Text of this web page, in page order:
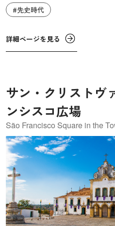
発展に役立ちました。農業や
の金属鉱業や加工業が栄え、
成されていく発展過程も知る
は、金属加工やそれに伴う道
#先史時代
詳細ページを見る
サン・クリストヴ
ンシスコ広場
São Francisco Square in the